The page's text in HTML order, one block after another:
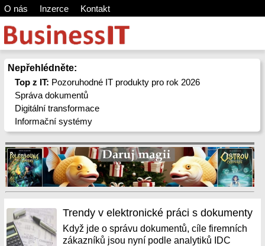
O nás Inzerce Kontakt
Nepřehlédněte:
Top z IT: Pozoruhodné IT produkty pro rok 2026
Správa dokumentů
Digitální transformace
Informační systémy
Trendy v elektronické práci s dokumenty
Když jde o správu dokumentů, cíle firemních
zákazníků jsou nyní podle analytiků IDC